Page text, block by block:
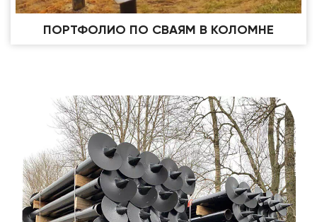
ПОРТФОЛИО ПО СВАЯМ В КОЛОМНЕ